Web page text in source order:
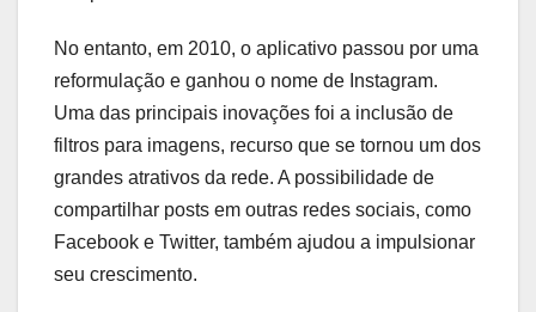
No entanto, em 2010, o aplicativo passou por uma
reformulação e ganhou o nome de Instagram.
Uma das principais inovações foi a inclusão de
filtros para imagens, recurso que se tornou um dos
grandes atrativos da rede. A possibilidade de
compartilhar posts em outras redes sociais, como
Facebook e Twitter, também ajudou a impulsionar
seu crescimento.